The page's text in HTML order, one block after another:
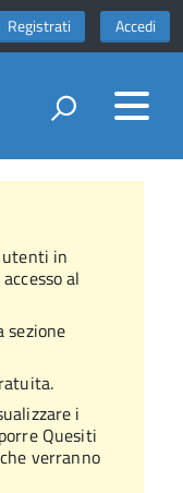
Registrati Accedi
in
al
sezione
i
Quesiti
verranno